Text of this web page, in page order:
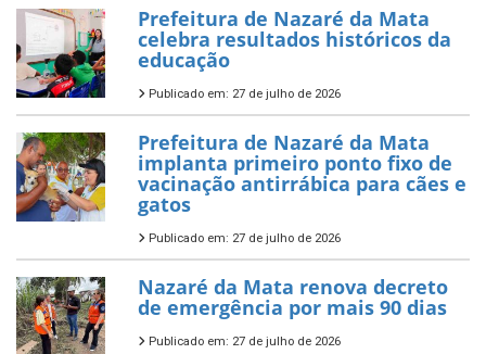
Prefeitura de Nazaré da Mata
celebra resultados históricos da
educação
Publicado em: 27 de julho de 2026
Prefeitura de Nazaré da Mata
implanta primeiro ponto fixo de
vacinação antirrábica para cães e
gatos
Publicado em: 27 de julho de 2026
Nazaré da Mata renova decreto
de emergência por mais 90 dias
Publicado em: 27 de julho de 2026